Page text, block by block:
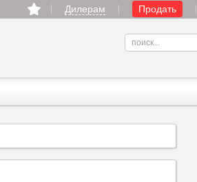
Дилерам Продать